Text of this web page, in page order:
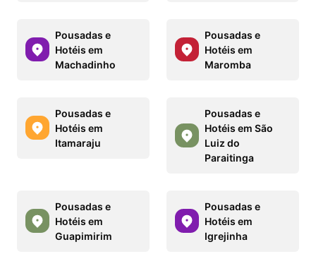
Pousadas e
Hotéis em
Machadinho
Pousadas e
Hotéis em
Maromba
Pousadas e
Hotéis em
Itamaraju
Pousadas e
Hotéis em São
Luiz do
Paraitinga
Pousadas e
Hotéis em
Guapimirim
Pousadas e
Hotéis em
Igrejinha